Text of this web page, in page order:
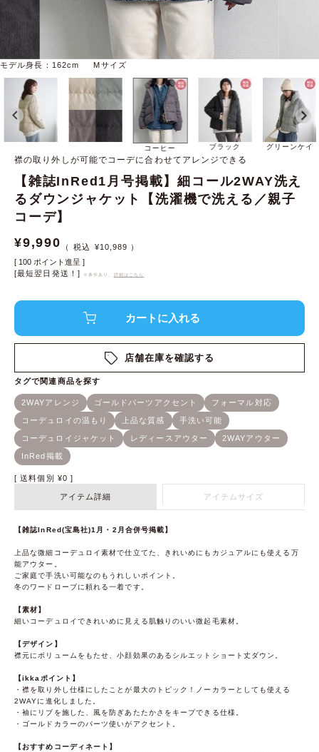
モデル身長：162cm Mサイズ
コーヒー ブラック グリーンケイ
襟の取り外しが可能でコーデに合わせてアレンジできる
【雑誌InRed1月号掲載】細コール2WAY洗え
るダウンジャケット【洗濯機で洗える／親子
コーデ】
¥9,990 ¥10,989
[ 100 ポイント進呈 ]
[最短翌日発送！]
※条件あり、 詳細はこちら
店舗在庫を確認する
送料個別 ¥0
アイテム詳細 アイテムサイズ
【雑誌InRed(宝島社)1月・2月合併号掲載】
上品な微細コーデュロイ素材で仕立てた、きれいめにもカジュアルにも使える万
能アウター。
ご家庭で手洗い可能なのもうれしいポイント。
冬のワードローブに頼れる一着です。
【素材】
細いコーデュロイできれいめに見える肌触りのいい微起毛素材。
【デザイン】
襟元にボリュームをもたせ、小顔効果のあるシルエットショート丈ダウン。
【ikkaポイント】
・襟を取り外し仕様にしたことが最大のトピック！ノーカラーとしても使える
2WAYに進化しました。
・袖にリブを施した、風を防ぎあたたかさをキープできる仕様。
・ゴールドカラーのパーツ使いがアクセント。
【おすすめコーディネート】